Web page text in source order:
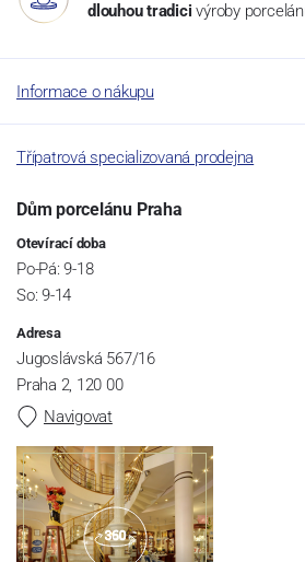
dlouhou tradici výroby
Informace o nákupu
Třípatrová specializovaná prodejna
Dům porcelánu Praha
Otevírací doba
Po-Pá: 9-18
So: 9-14
Adresa
Jugoslávská 567/16
Praha 2, 120 00
Navigovat